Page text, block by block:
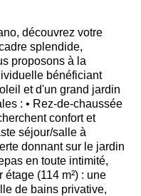
découvrez votre
splendide,
proposons à la
bénéficiant
et d'un grand jardin
: • Rez-de-chaussée
confort et
séjour/salle à
donnant sur le jardin
en toute intimité,
(114 m²) : une
de bains privative,